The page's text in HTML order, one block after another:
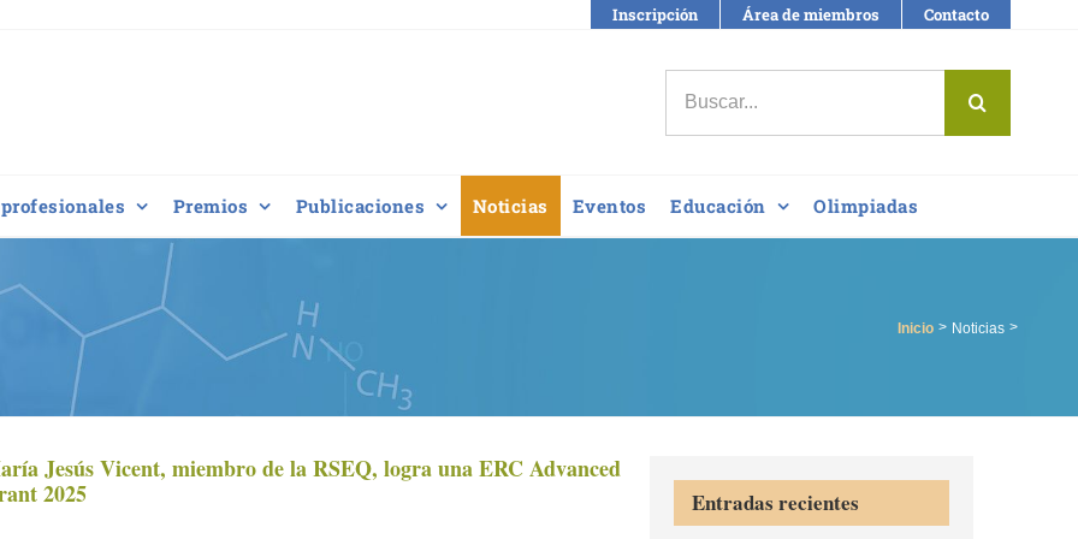
Inscripción Área de miembros Contacto
Premios Publicaciones Noticias Eventos Educación Olimpiadas
Inicio Noticias
Jesús Vicent, miembro de la RSEQ, logra una ERC Advanced
2025
Entradas recientes